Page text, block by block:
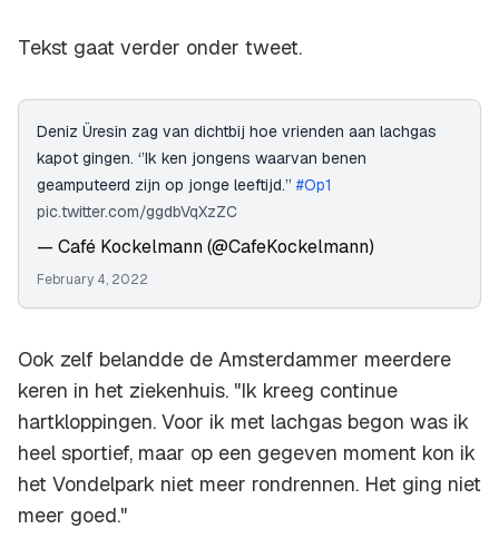
Tekst gaat verder onder tweet.
Deniz Üresin zag van dichtbij hoe vrienden aan lachgas
kapot gingen. ‘’Ik ken jongens waarvan benen
geamputeerd zijn op jonge leeftijd.’’ #Op1
pic.twitter.com/ggdbVqXzZC
— Café Kockelmann (@CafeKockelmann)
February 4, 2022
Ook zelf belandde de Amsterdammer meerdere
keren in het ziekenhuis. "Ik kreeg continue
hartkloppingen. Voor ik met lachgas begon was ik
heel sportief, maar op een gegeven moment kon ik
het Vondelpark niet meer rondrennen. Het ging niet
meer goed."